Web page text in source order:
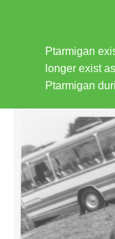
Ptarmigan
longer exist
Ptarmigan